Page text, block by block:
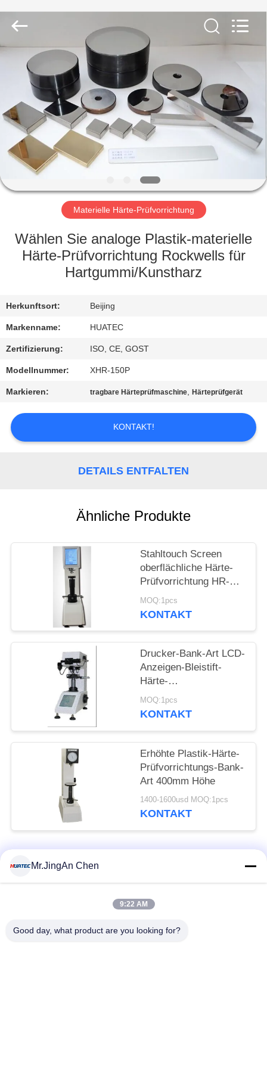
HAUS
PRODUKTE
ÜBER
UNS
FABRIK-
AUSFLUG
QUALITÄTSKONTROLLE
SIE
MIT
UNS
IN
VERBINDUNG
FORDERN
SIE EIN
PRIVACY
POLICY
Rights
Materielle Härte-Prüfvorrichtung
Wählen Sie analoge Plastik-materielle
Härte-Prüfvorrichtung Rockwells für
Hartgummi/Kunstharz
Herkunftsort: Beijing
Markenname: HUATEC
Zertifizierung: ISO, CE, GOST
Modellnummer: XHR-150P
Markieren: tragbare Härteprüfmaschine,Härteprüfgerät
KONTAKT!
DETAILS ENTFALTEN
Ähnliche Produkte
Stahltouch Screen
oberflächliche Härte-
Prüfvorrichtung HR-
150/45DX
MOQ:1pcs
KONTAKT
Drucker-Bank-Art LCD-
Anzeigen-Bleistift-
Härte-
Prüfvorrichtungs-
Digital eingebaute
MOQ:1pcs
KONTAKT
Erhöhte Plastik-Härte-
Prüfvorrichtungs-Bank-
Art 400mm Höhe
1400-1600usd MOQ:1pcs
KONTAKT
Beliebte Kategorien Alle
Ultraschall-
Mr.JingAn Chen
9:22 AM
Good day, what product are you looking for?